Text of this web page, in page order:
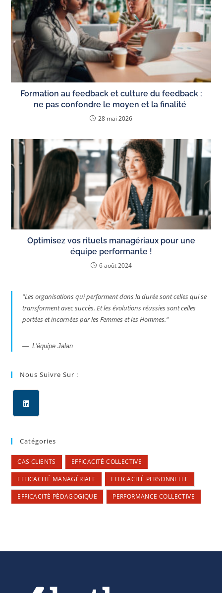
Formation au feedback et culture du feedback :
ne pas confondre le moyen et la finalité
28 mai 2026
Optimisez vos rituels managériaux pour une
équipe performante !
6 août 2024
"Les organisations qui performent dans la durée sont celles qui se
transforment avec succès. Et les évolutions réussies sont celles
portées et incarnées par les Femmes et les Hommes."
L'équipe Jalan
Nous Suivre Sur :
Catégories
CAS CLIENTS EFFICACITÉ COLLECTIVE
EFFICACITÉ MANAGÉRIALE EFFICACITÉ PERSONNELLE
EFFICACITÉ PÉDAGOGIQUE PERFORMANCE COLLECTIVE